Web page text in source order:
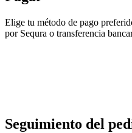
Elige tu método de pago
por Sequra o transferencia
Seguimiento del